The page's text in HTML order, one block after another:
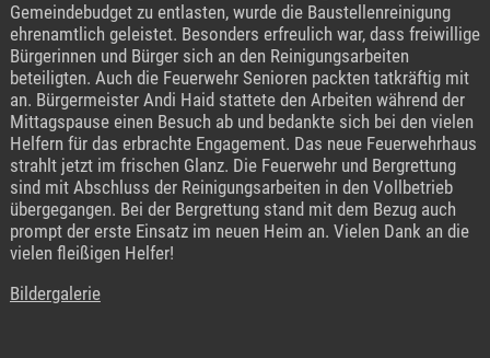
Gemeindebudget zu entlasten, wurde die Baustellenreinigung
ehrenamtlich geleistet. Besonders erfreulich war, dass freiwillige
Bürgerinnen und Bürger sich an den Reinigungsarbeiten
beteiligten. Auch die Feuerwehr Senioren packten tatkräftig mit
an. Bürgermeister Andi Haid stattete den Arbeiten während der
Mittagspause einen Besuch ab und bedankte sich bei den vielen
Helfern für das erbrachte Engagement. Das neue Feuerwehrhaus
strahlt jetzt im frischen Glanz. Die Feuerwehr und Bergrettung
sind mit Abschluss der Reinigungsarbeiten in den Vollbetrieb
übergegangen. Bei der Bergrettung stand mit dem Bezug auch
prompt der erste Einsatz im neuen Heim an. Vielen Dank an die
vielen fleißigen Helfer!
Bildergalerie